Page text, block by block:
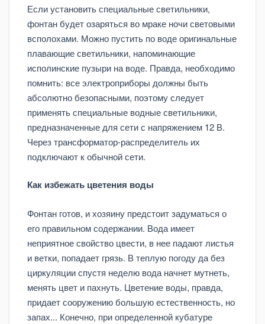
Если установить специальные светильники,
фонтан будет озаряться во мраке ночи световыми
всполохами. Можно пустить по воде оригинальные
плавающие светильники, напоминающие
исполинские пузыри на воде. Правда, необходимо
помнить: все электроприборы должны быть
абсолютно безопасными, поэтому следует
применять специальные водные светильники,
предназначенные для сети с напряжением 12 В.
Через трансформатор-распределитель их
подключают к обычной сети.
Как избежать цветения воды
Фонтан готов, и хозяину предстоит задуматься о
его правильном содержании. Вода имеет
неприятное свойство цвести, в нее падают листья
и ветки, попадает грязь. В теплую погоду да без
циркуляции спустя неделю вода начнет мутнеть,
менять цвет и пахнуть. Цветение воды, правда,
придает сооружению большую естественность, но
запах... Конечно, при определенной кубатуре